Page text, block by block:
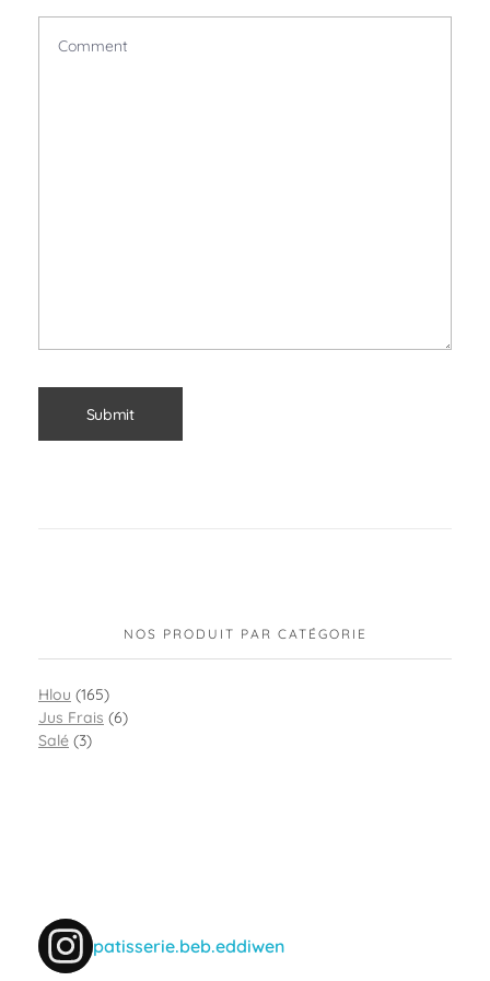
NOS PRODUIT PAR CATÉGORIE
Hlou (165)
Jus Frais (6)
Salé (3)
patisserie.beb.eddiwen